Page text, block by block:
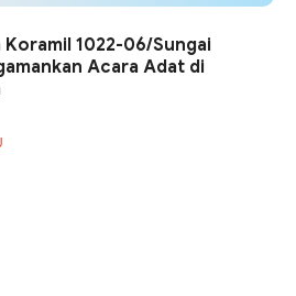
1022-06/Sungai
Acara Adat di